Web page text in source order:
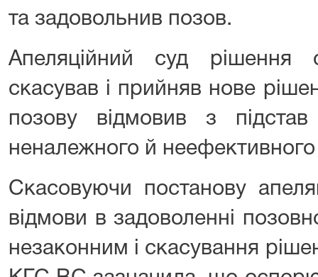
та задовольнив позов.
Апеляційний суд рішення
скасував і прийняв нове
позову відмовив з
неналежного й
Скасовуючи постанову
відмови в задоволенні
незаконним і скасування